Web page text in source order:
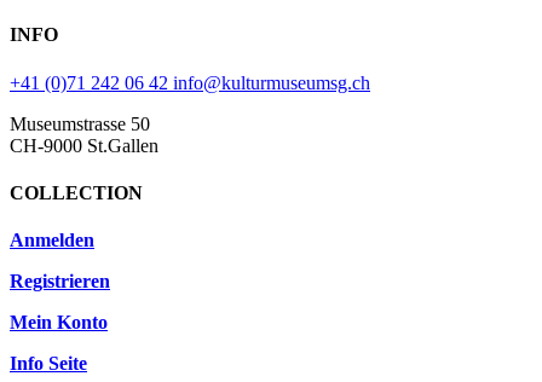
INFO
+41 (0)71 242 06 42 info@kulturmuseumsg.ch
Museumstrasse 50
CH-9000 St.Gallen
COLLECTION
Anmelden
Registrieren
Mein Konto
Info Seite